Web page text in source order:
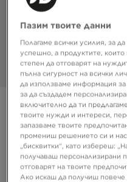
Супер оферта
FILA SLIK SLIDE
10,22 €
19,99 ЛВ.
Пазим твоите данни
Полагаме всички усилия, за
успешно, а продуктите,
степен да отговарят на
пълна сигурност на всички
да използваме информация
за да създадем
включително да ти
твоите нужди и интереси,
запазваме твоите
промениш решението си и
„бисквитки“, като избереш:
получаваш персонализирани
отговарят на твоите
Ако искаш да получиш